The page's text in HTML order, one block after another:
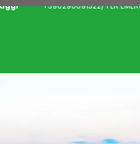
+390290091322/ PER